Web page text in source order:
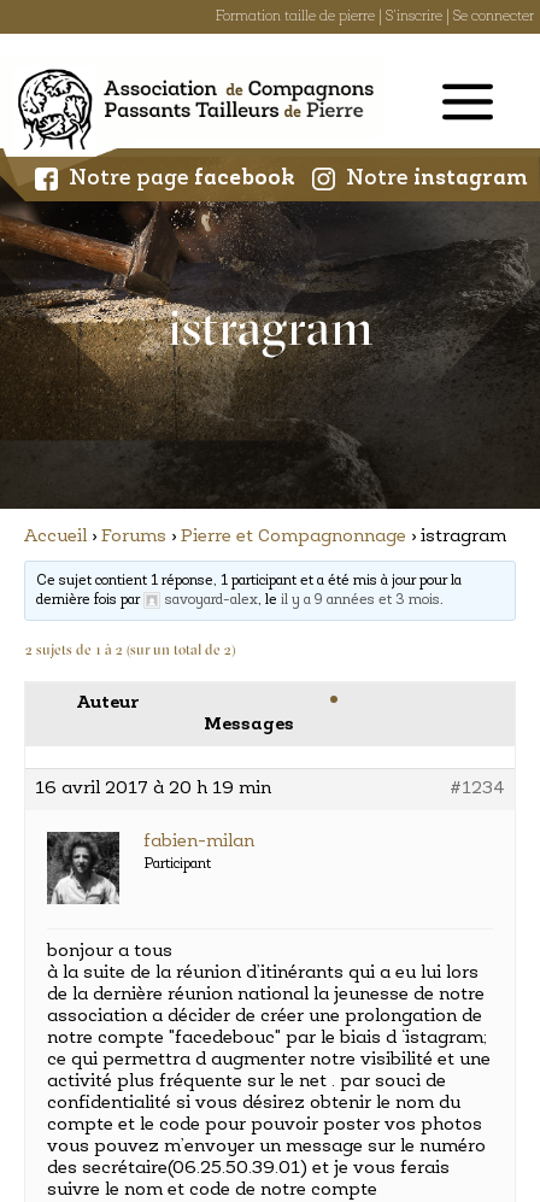
Formation taille de pierre S'inscrire Se connecter
content
Notre page facebook Notre instagram
istragram
Accueil › Forums › Pierre et Compagnonnage › istragram
Ce sujet contient 1 réponse, 1 participant et a été mis à jour pour la
dernière fois par
savoyard-alex, leil y a 9 années et 3 mois.
2 sujets de 1 à 2 (sur un total de 2)
Auteur
Messages
16 avril 2017 à 20 h 19 min #1234
fabien-milan
Participant
bonjour a tous
à la suite de la réunion d’itinérants qui a eu lui lors
de la dernière réunion national la jeunesse de notre
association a décider de créer une prolongation de
notre compte "facedebouc" par le biais d ‘istagram;
ce qui permettra d augmenter notre visibilité et une
activité plus fréquente sur le net . par souci de
confidentialité si vous désirez obtenir le nom du
compte et le code pour pouvoir poster vos photos
vous pouvez m’envoyer un message sur le numéro
des secrétaire(06.25.50.39.01) et je vous ferais
suivre le nom et code de notre compte